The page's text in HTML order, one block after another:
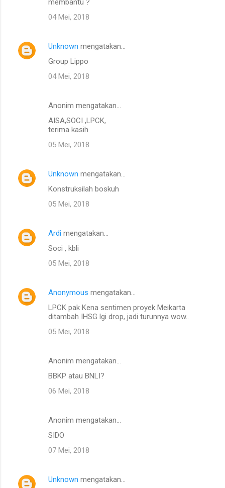
04 Mei, 2018
Unknown mengatakan…
Group Lippo
04 Mei, 2018
Anonim mengatakan…
AISA,SOCI ,LPCK,
terima kasih
05 Mei, 2018
Unknown mengatakan…
Konstruksilah boskuh
05 Mei, 2018
Ardi mengatakan…
Soci , kbli
05 Mei, 2018
Anonymous mengatakan…
LPCK pak Kena sentimen proyek Meikarta
ditambah IHSG lgi drop, jadi turunnya wow..
05 Mei, 2018
Anonim mengatakan…
BBKP atau BNLI?
06 Mei, 2018
Anonim mengatakan…
SIDO
07 Mei, 2018
Unknown mengatakan…